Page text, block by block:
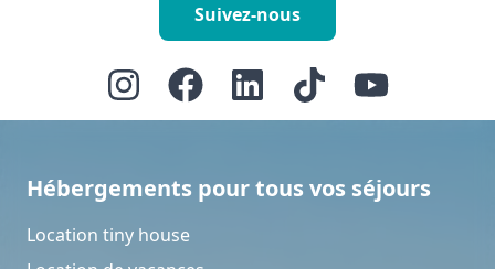
Suivez-nous
Hébergements pour tous vos séjours
Location tiny house